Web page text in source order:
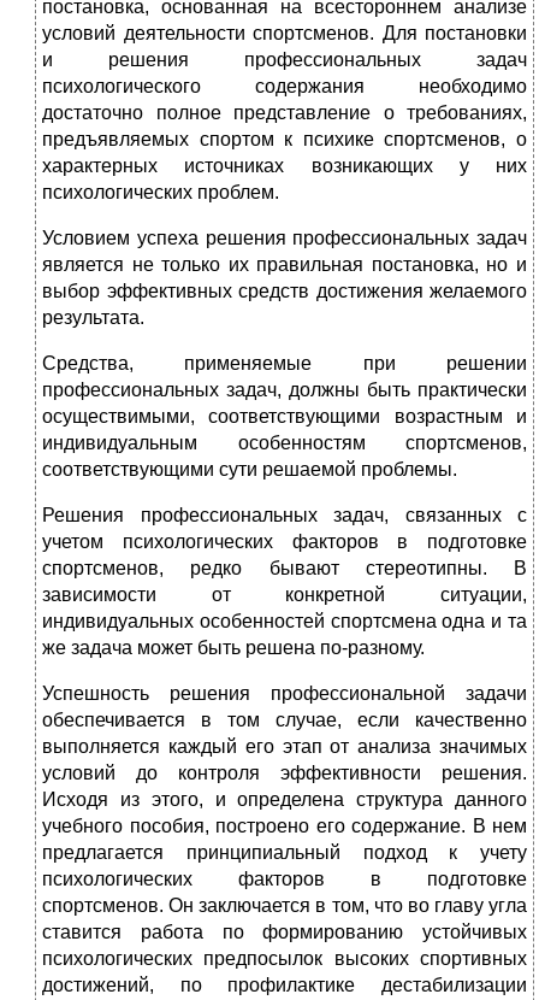
постановка, основанная на всестороннем анализе
условий деятельности спортсменов. Для постановки
и решения профессиональных задач
психологического содержания необходимо
достаточно полное представление о требованиях,
предъявляемых спортом к психике спортсменов, о
характерных источниках возникающих у них
психологических проблем.
Условием успеха решения профессиональных задач
является не только их правильная постановка, но и
выбор эффективных средств достижения желаемого
результата.
Средства, применяемые при решении
профессиональных задач, должны быть практически
осуществимыми, соответствующими возрастным и
индивидуальным особенностям спортсменов,
соответствующими сути решаемой проблемы.
Решения профессиональных задач, связанных с
учетом психологических факторов в подготовке
спортсменов, редко бывают стереотипны. В
зависимости от конкретной ситуации,
индивидуальных особенностей спортсмена одна и та
же задача может быть решена по-разному.
Успешность решения профессиональной задачи
обеспечивается в том случае, если качественно
выполняется каждый его этап от анализа значимых
условий до контроля эффективности решения.
Исходя из этого, и определена структура данного
учебного пособия, построено его содержание. В нем
предлагается принципиальный подход к учету
психологических факторов в подготовке
спортсменов. Он заключается в том, что во главу угла
ставится работа по формированию устойчивых
психологических предпосылок высоких спортивных
достижений, по профилактике дестабилизации